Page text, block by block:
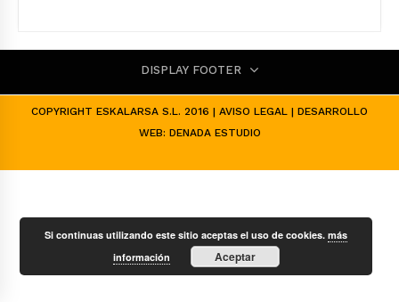
DISPLAY FOOTER
COPYRIGHT ESKALARSA S.L. 2016 | AVISO LEGAL | DESARROLLO
WEB: DENADA ESTUDIO
Si continuas utilizando este sitio aceptas el uso de cookies.más
información
Aceptar